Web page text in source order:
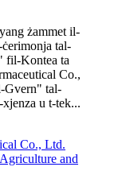
żammet il-
tal-
fil-Kontea ta
Co.,
Gvern" tal-
u t-tek...